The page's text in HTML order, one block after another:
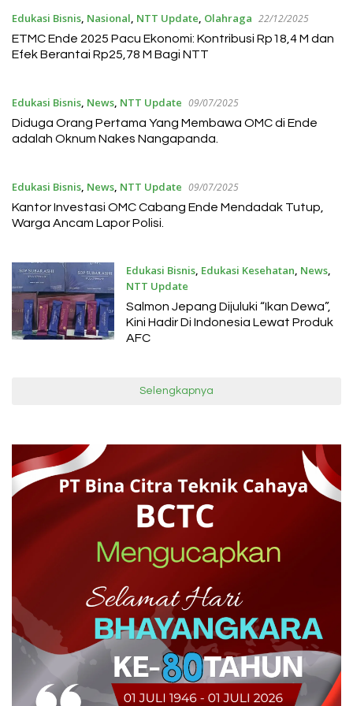
Edukasi Bisnis, Nasional, NTT Update, Olahraga 22/12/2025
ETMC Ende 2025 Pacu Ekonomi: Kontribusi Rp18,4 M dan
Efek Berantai Rp25,78 M Bagi NTT
Edukasi Bisnis, News, NTT Update 09/07/2025
Diduga Orang Pertama Yang Membawa OMC di Ende
adalah Oknum Nakes Nangapanda.
Edukasi Bisnis, News, NTT Update 09/07/2025
Kantor Investasi OMC Cabang Ende Mendadak Tutup,
Warga Ancam Lapor Polisi.
Edukasi Bisnis, Edukasi Kesehatan, News,
NTT Update
12/06/2025
Salmon Jepang Dijuluki “Ikan Dewa”,
Kini Hadir Di Indonesia Lewat Produk
AFC
Selengkapnya